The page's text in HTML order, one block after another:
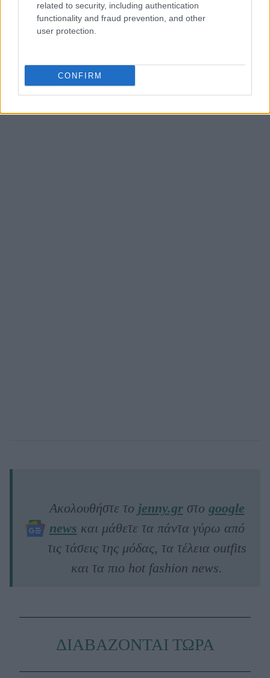
related to security, including authentication
functionality and fraud prevention, and other
user protection.
CONFIRM
Ακολουθήστε το jenny.grστο google
news και μάθετε τα πάντα γύρω από
τις τάσεις της μόδας, τα τέλεια outfits
και τα πιο hot fashion news.
ΔΙΑΒΑΖΟΝΤΑΙ ΤΩΡΑ